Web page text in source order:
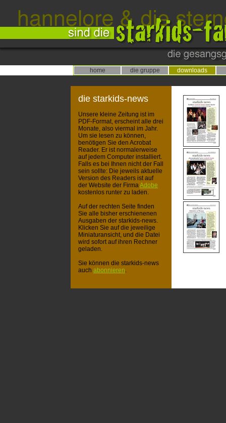
home die gruppe downloads
die starkids-news
Unsere kleine Zeitung ist im
PDF-Format, erscheint alle drei
Monate, also viermal im Jahr.
Um sie lesen zu können,
benötigen Sie den Acrobat
Reader. Er ist normalerweise
auf jedem Computer installiert.
Falls es bei Ihnen nicht der Fall
sein sollte: Die jeweils aktuelle
Version des Readers ist auf
der Website der FirmaAdobe
kostenlos runter zu laden.
Auf der rechten Seite finden
Sie alle bisher erschienenen
Ausgaben der starkids-news.
Klicken Sie auf die jeweilige
Miniaturansicht, und die Datei
wird sofort auf ihren Rechner
geladen.
Sie können die starkids-news
auch abonnieren.